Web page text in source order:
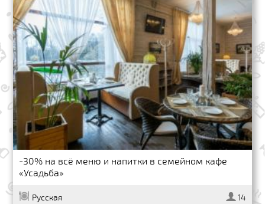
-30% на всё меню и напитки в семейном кафе
«Усадьба»
Русская
14